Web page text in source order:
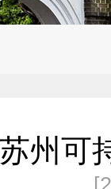
州可